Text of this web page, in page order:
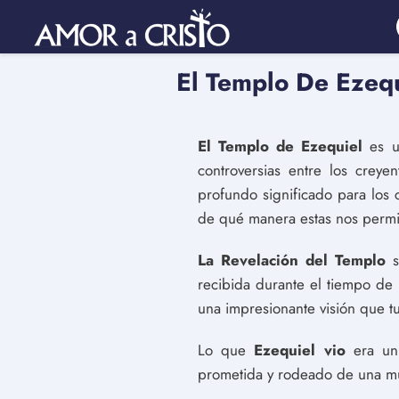
El Templo De
El Templo de Ezequiel es
controversias entre los
profundo significado para los
de qué manera estas nos
La Revelación del Templo
recibida durante el tiempo de
una impresionante visión que
Lo que Ezequiel vioera un
prometida y rodeado de una